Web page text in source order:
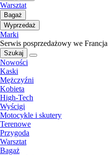
Warsztat
Bagaż
Wyprzedaż
Marki
Serwis posprzedażowy we Francja
Szukaj
Nowości
Kaski
Mężczyźni
Kobieta
High-Tech
Wyścigi
Motocykle i skutery
Terenowe
Przygoda
Warsztat
Bagaż